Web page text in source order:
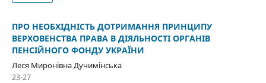
ПРО НЕОБХІДНІСТЬ ДОТРИМАННЯ ПРИНЦИПУ
ВЕРХОВЕНСТВА ПРАВА В ДІЯЛЬНОСТІ ОРГАНІВ
ПЕНСІЙНОГО ФОНДУ УКРАЇНИ
Леся Миронівна Дучимінська
23-27